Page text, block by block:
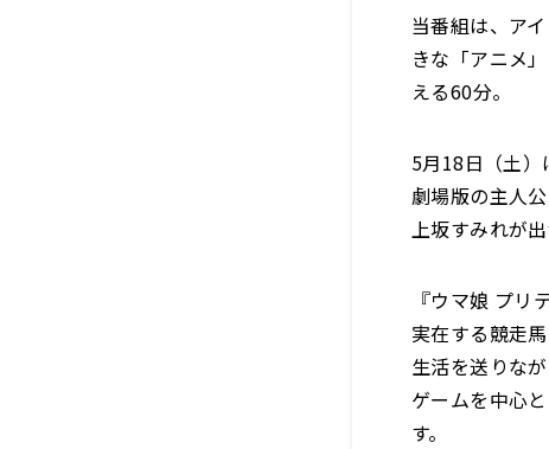
当番組は、ア
きな「アニメ
える60分。
5月18日（土）
劇場版の主人
上坂すみれが出
『ウマ娘 プリ
実在する競走
生活を送りな
ゲームを中心
す。